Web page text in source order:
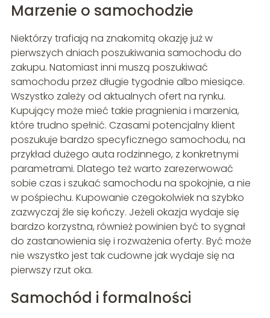
Marzenie o samochodzie
Niektórzy trafiają na znakomitą okazję już w
pierwszych dniach poszukiwania samochodu do
zakupu. Natomiast inni muszą poszukiwać
samochodu przez długie tygodnie albo miesiące.
Wszystko zależy od aktualnych ofert na rynku.
Kupujący może mieć takie pragnienia i marzenia,
które trudno spełnić. Czasami potencjalny klient
poszukuje bardzo specyficznego samochodu, na
przykład dużego auta rodzinnego, z konkretnymi
parametrami. Dlatego też warto zarezerwować
sobie czas i szukać samochodu na spokojnie, a nie
w pośpiechu. Kupowanie czegokolwiek na szybko
zazwyczaj źle się kończy. Jeżeli okazja wydaje się
bardzo korzystna, również powinien być to sygnał
do zastanowienia się i rozważenia oferty. Być może
nie wszystko jest tak cudowne jak wydaje się na
pierwszy rzut oka.
Samochód i formalności